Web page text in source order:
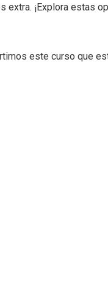
extra. ¡Explora estas
este curso que